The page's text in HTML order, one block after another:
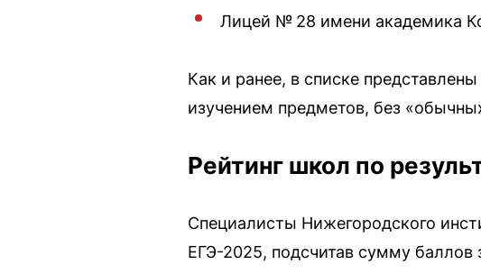
Лицей № 28 имени академика
Как и ранее, в списке
изучением предметов, без
Рейтинг школ по
Специалисты Нижегородского
ЕГЭ-2025, подсчитав сумму баллов